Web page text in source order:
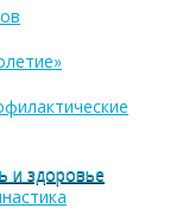
и здоровье
и здоровье